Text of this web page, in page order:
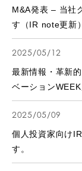
M&A発表 – 当社
す（IR note更新）
2025/05/12
最新情報・革新
ベーションWEEK
2025/05/09
個人投資家向け
す。